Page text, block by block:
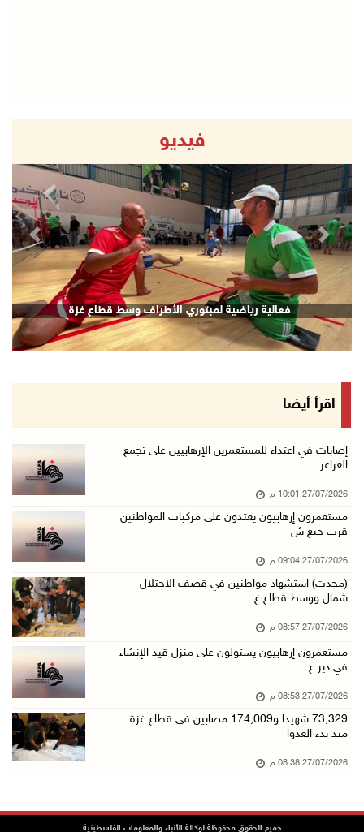
فيديو
فعالية رياضية لمبتوري الأطراف وسط قطاع غزة
Next
اقرأ أيضا
إصابات في اعتداء للمستعمرين الإرهابيين على تجمع
العراعر
27/07/2026 10:01 م
مستعمرون إرهابيون يعتدون على مركبات المواطنين
قرب جبع ش
27/07/2026 09:04 م
(محدث) استشهاد مواطنين في قصف الاحتلال
شمال ووسط قطاع غ
27/07/2026 08:57 م
مستعمرون إرهابيون يستولون على منزل قيد الإنشاء
في دير ع
27/07/2026 08:53 م
73,329 شهيدا و174,009 مصابين في قطاع غزة
منذ بدء العدوا
27/07/2026 08:38 م
جميع الحقوق محفوظة لوكالة الأنباء والمعلومات الفلسطينية